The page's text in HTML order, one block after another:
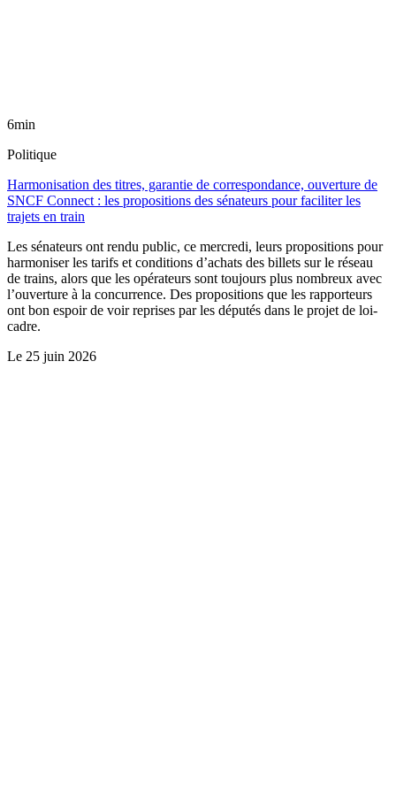
6min
Politique
Harmonisation des titres, garantie de correspondance, ouverture de
SNCF Connect : les propositions des sénateurs pour faciliter les
trajets en train
Les sénateurs ont rendu public, ce mercredi, leurs propositions pour
harmoniser les tarifs et conditions d’achats des billets sur le réseau
de trains, alors que les opérateurs sont toujours plus nombreux avec
l’ouverture à la concurrence. Des propositions que les rapporteurs
ont bon espoir de voir reprises par les députés dans le projet de loi-
cadre.
Le 25 juin 2026